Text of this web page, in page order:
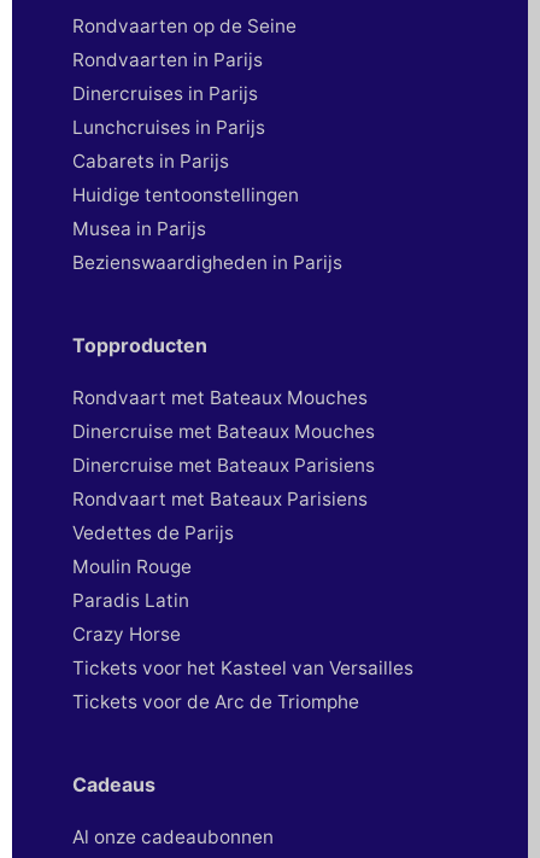
Rondvaarten op de Seine
Rondvaarten in Parijs
Dinercruises in Parijs
Lunchcruises in Parijs
Cabarets in Parijs
Huidige tentoonstellingen
Musea in Parijs
Bezienswaardigheden in Parijs
Topproducten
Rondvaart met Bateaux Mouches
Dinercruise met Bateaux Mouches
Dinercruise met Bateaux Parisiens
Rondvaart met Bateaux Parisiens
Vedettes de Parijs
Moulin Rouge
Paradis Latin
Crazy Horse
Tickets voor het Kasteel van Versailles
Tickets voor de Arc de Triomphe
Cadeaus
Al onze cadeaubonnen